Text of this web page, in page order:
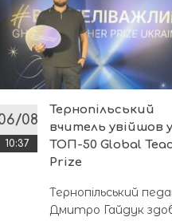
08
10:37
Тернопільський
вчитель увійшов у
ТОП-50 Global
Prize
Тернопільський
Дмитро Гайдук